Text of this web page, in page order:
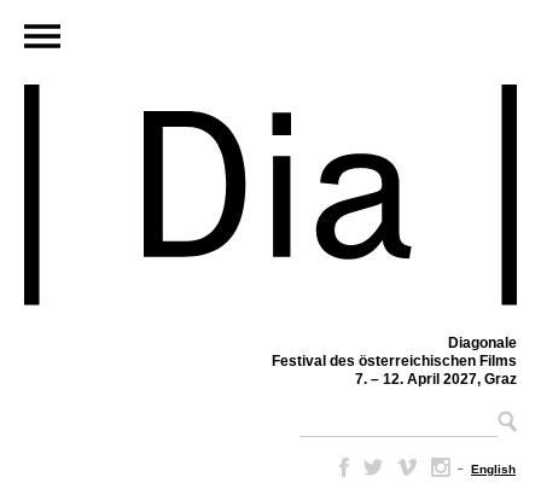
Diagonale
Festival des österreichischen Films
7. – 12. April 2027, Graz
– English